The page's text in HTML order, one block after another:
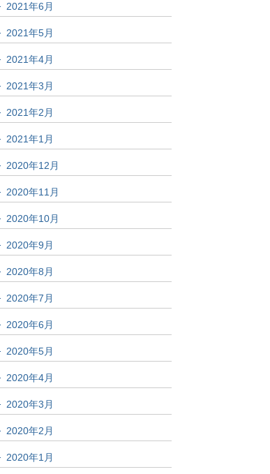
2021年6月
2021年5月
2021年4月
2021年3月
2021年2月
2021年1月
2020年12月
2020年11月
2020年10月
2020年9月
2020年8月
2020年7月
2020年6月
2020年5月
2020年4月
2020年3月
2020年2月
2020年1月